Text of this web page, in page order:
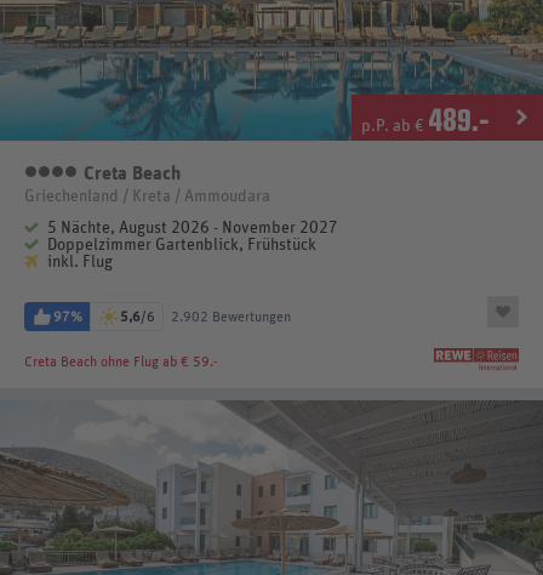
p.P. ab € 489.-
4 Sterne
Creta Beach
Griechenland / Kreta / Ammoudara
5 Nächte, August 2026 - November 2027
Doppelzimmer Gartenblick, Frühstück
inkl. Flug
97% 5,6/6 2.902 Bewertungen
Creta Beach ohne Flug ab € 59.-